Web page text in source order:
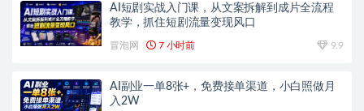
AI短剧实战入门课，从文案拆解到成片全流程
教学，抓住短剧流量变现风口
冒泡网 7 小时前 9.9
AI副业一单8张+，免费接单渠道，小白照做月
入2W